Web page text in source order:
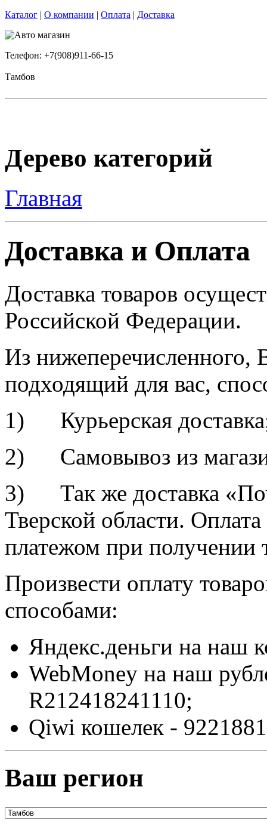
Каталог | О компании | Оплата | Доставка
Телефон: +7(908)911-66-15
Тамбов
Дерево категорий
Главная
Доставка и Оплата
Доставка товаров
Российской Федерации.
Из
подходящий для вас,
1) Курьерская
2) Самовывоз из
3) Так же доставка
Тверской области.
платежом при получении
Произвести оплату
способами:
Яндекс.деньги на наш
WebMoney на наш
R212418241110;
Qiwi кошелек -
Ваш регион